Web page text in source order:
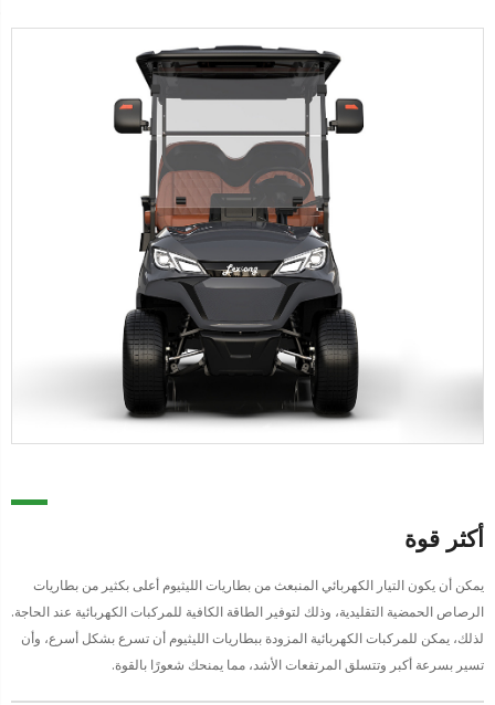
أكثر قوة
يمكن أن يكون التيار الكهربائي المنبعث من بطاريات الليثيوم أعلى بكثير من بطاريات
الرصاص الحمضية التقليدية، وذلك لتوفير الطاقة الكافية للمركبات الكهربائية عند الحاجة.
لذلك، يمكن للمركبات الكهربائية المزودة ببطاريات الليثيوم أن تسرع بشكل أسرع، وأن
تسير بسرعة أكبر وتتسلق المرتفعات الأشد، مما يمنحك شعورًا بالقوة.